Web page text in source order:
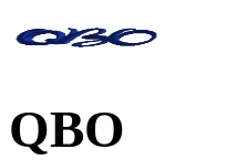
QBO